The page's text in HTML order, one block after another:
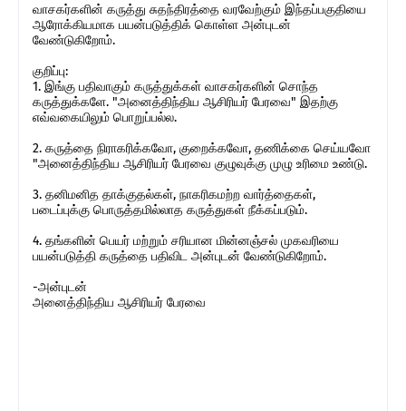
வாசகர்களின் கருத்து சுதந்திரத்தை வரவேற்கும் இந்தப்பகுதியை
ஆரோக்கியமாக பயன்படுத்திக் கொள்ள அன்புடன்
வேண்டுகிறோம்.
குறிப்பு:
1. இங்கு பதிவாகும் கருத்துக்கள் வாசகர்களின் சொந்த
கருத்துக்களே. "அனைத்திந்திய ஆசிரியர் பேரவை" இதற்கு
எவ்வகையிலும் பொறுப்பல்ல.
2. கருத்தை நிராகரிக்கவோ, குறைக்கவோ, தணிக்கை செய்யவோ
"அனைத்திந்திய ஆசிரியர் பேரவை குழுவுக்கு முழு உரிமை உண்டு.
3. தனிமனித தாக்குதல்கள், நாகரிகமற்ற வார்த்தைகள்,
படைப்புக்கு பொருத்தமில்லாத கருத்துகள் நீக்கப்படும்.
4. தங்களின் பெயர் மற்றும் சரியான மின்னஞ்சல் முகவரியை
பயன்படுத்தி கருத்தை பதிவிட அன்புடன் வேண்டுகிறோம்.
-அன்புடன்
அனைத்திந்திய ஆசிரியர் பேரவை